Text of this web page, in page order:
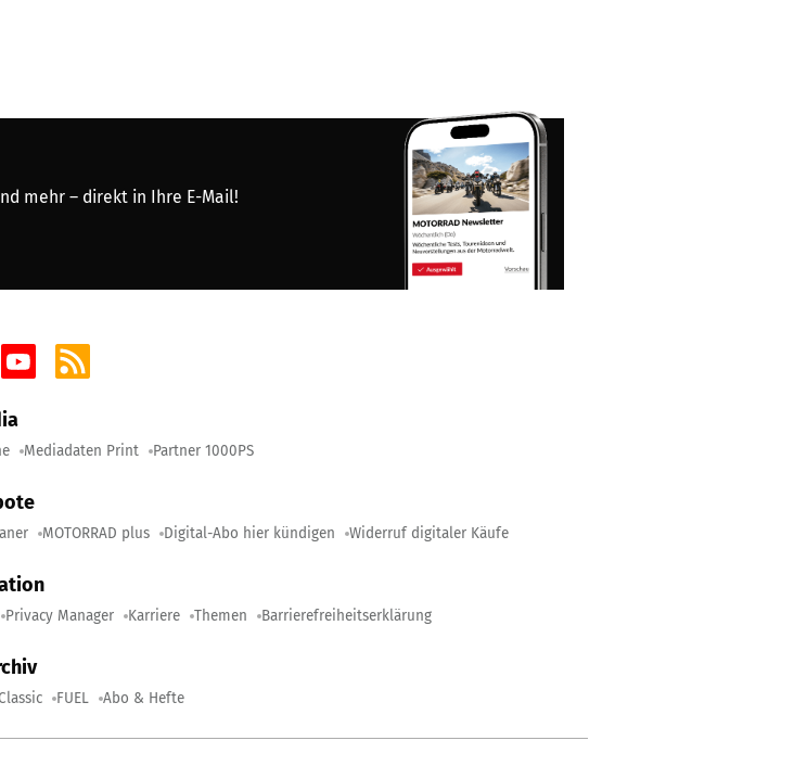
mehr – direkt in Ihre E-Mail!
Mediadaten Print Partner 1000PS
MOTORRAD plus Digital-Abo hier kündigen Widerruf digitaler Käufe
Privacy Manager Karriere Themen Barrierefreiheitserklärung
FUEL Abo & Hefte